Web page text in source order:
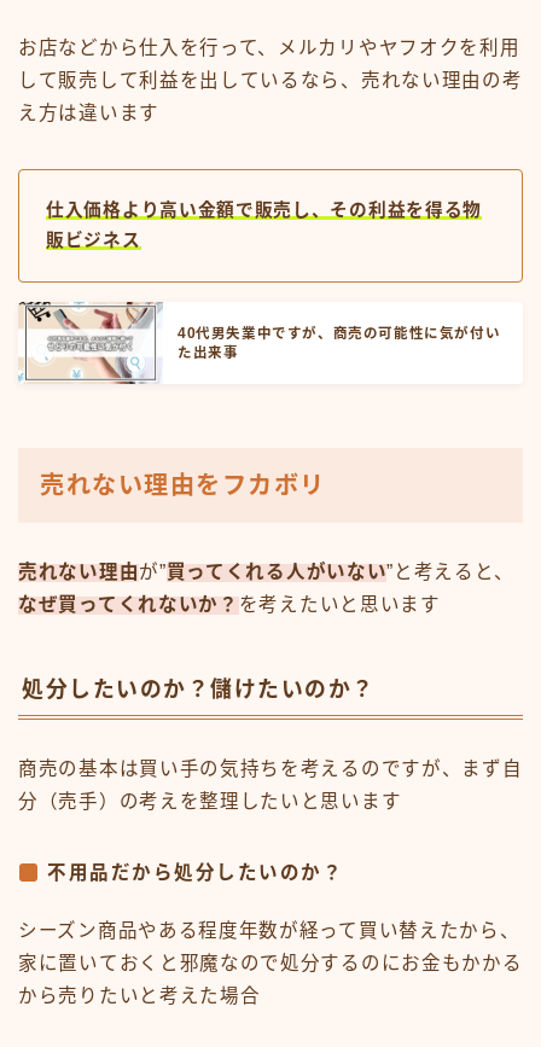
お店などから仕入を行って、メルカリやヤフオクを利用
して販売して利益を出しているなら、売れない理由の考
え方は違います
仕入価格より高い金額で販売し、その利益を得る物
販ビジネス
40代男失業中ですが、商売の可能性に気が付い
た出来事
売れない理由をフカボリ
売れない理由が”買ってくれる人がいない”と考えると、
なぜ買ってくれないか？ を考えたいと思います
処分したいのか？儲けたいのか？
商売の基本は買い手の気持ちを考えるのですが、まず自
分（売手）の考えを整理したいと思います
不用品だから処分したいのか？
シーズン商品やある程度年数が経って買い替えたから、
家に置いておくと邪魔なので処分するのにお金もかかる
から売りたいと考えた場合